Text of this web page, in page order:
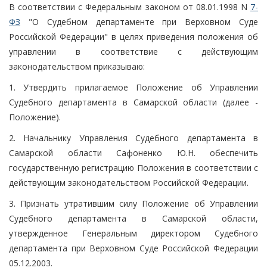
В соответствии с Федеральным законом от 08.01.1998 N 7-
ФЗ "О Судебном департаменте при Верховном Суде
Российской Федерации" в целях приведения положения об
управлении в соответствие с действующим
законодательством приказываю:
1. Утвердить прилагаемое Положение об Управлении
Судебного департамента в Самарской области (далее -
Положение).
2. Начальнику Управления Судебного департамента в
Самарской области Сафоненко Ю.Н. обеспечить
государственную регистрацию Положения в соответствии с
действующим законодательством Российской Федерации.
3. Признать утратившим силу Положение об Управлении
Судебного департамента в Самарской области,
утвержденное Генеральным директором Судебного
департамента при Верховном Суде Российской Федерации
05.12.2003.